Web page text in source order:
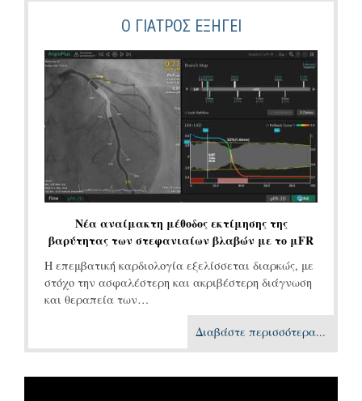
Ο ΓΙΑΤΡΌΣ ΕΞΗΓΕΙ
Νέα αναίμακτη μέθοδος εκτίμησης της
βαρύτητας των στεφανιαίων βλαβών με το μFR
Η επεμβατική καρδιολογία εξελίσσεται διαρκώς, με
στόχο την ασφαλέστερη και ακριβέστερη διάγνωση
και θεραπεία των…
Διαβάστε περισσότερα...